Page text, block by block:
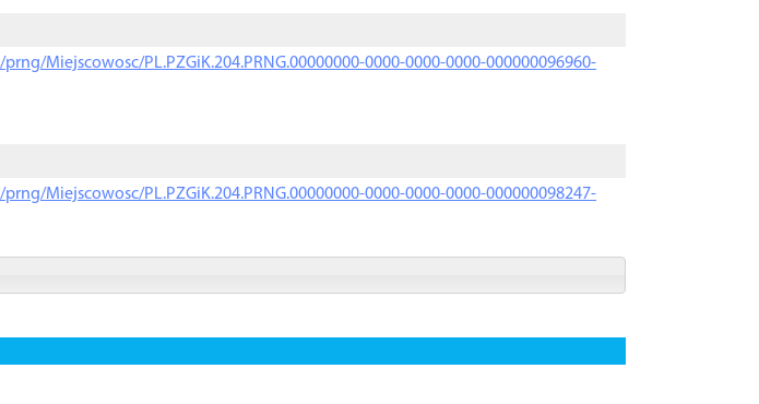
Miejscowosc/PL.PZGiK.204.PRNG.00000000-0000-0000-0000-000000096960-
Miejscowosc/PL.PZGiK.204.PRNG.00000000-0000-0000-0000-000000098247-